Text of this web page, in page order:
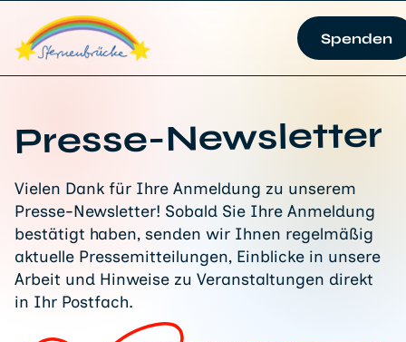
Spenden
Presse-Newsletter
Vielen Dank für Ihre Anmeldung zu unserem
Presse-Newsletter! Sobald Sie Ihre Anmeldung
bestätigt haben, senden wir Ihnen regelmäßig
aktuelle Pressemitteilungen, Einblicke in unsere
Arbeit und Hinweise zu Veranstaltungen direkt
in Ihr Postfach.